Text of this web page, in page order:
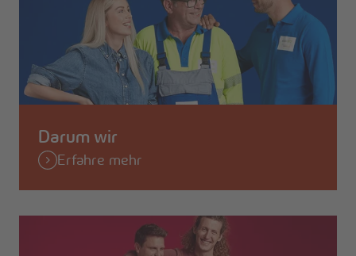
Darum wir
Erfahre mehr